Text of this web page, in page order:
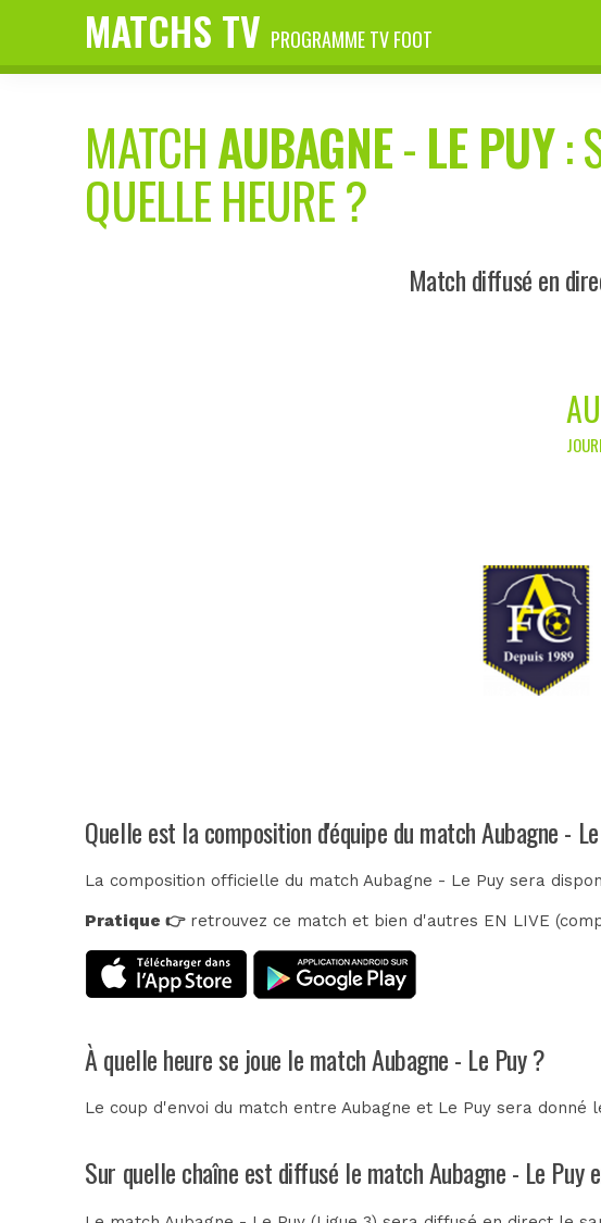
MATCHS TV PROGRAMME TV FOOT
MATCHAUBAGNE-LE PUY:
QUELLE HEURE ?
Match diffusé en
Quelle est la composition d'équipe du match Aubagne -
La composition officielle du match Aubagne - Le Puy sera
Pratique 👉retrouvez ce match et bien d'autres EN LIVE
À quelle heure se joue le match Aubagne - Le Puy ?
Le coup d'envoi du match entre Aubagne et Le Puy sera
Sur quelle chaîne est diffusé le match Aubagne - Le Puy